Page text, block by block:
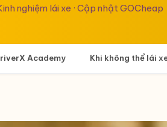
nghiệm lái xe · Cập nhật GOCheap
Academy Khi không thể lái